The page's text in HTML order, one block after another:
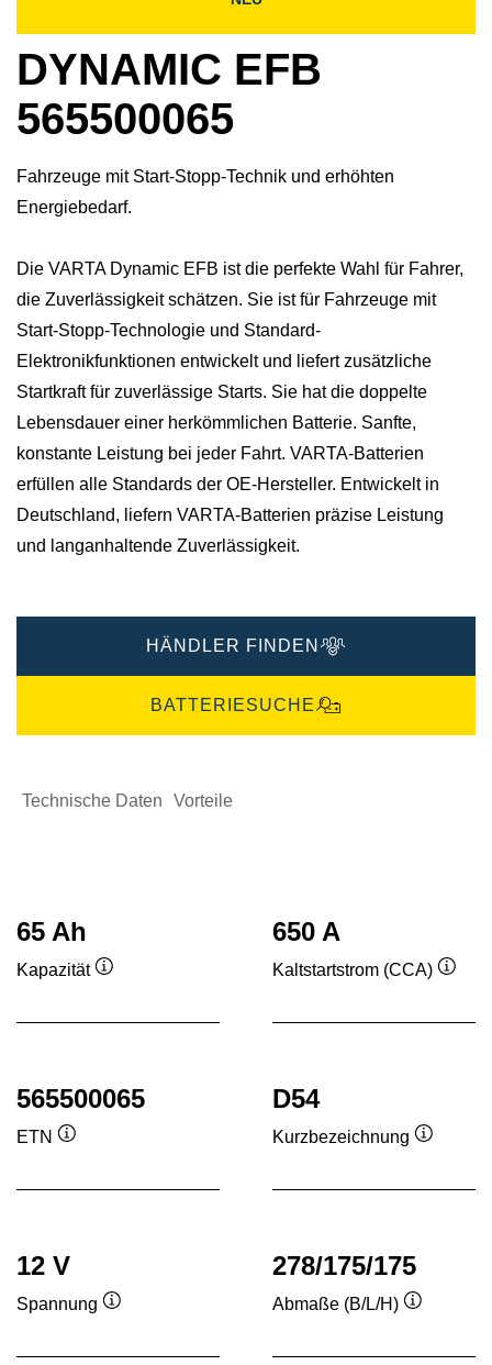
DYNAMIC EFB
565500065
Fahrzeuge mit Start-Stopp-Technik und erhöhten
Energiebedarf.
Die VARTA Dynamic EFB ist die perfekte Wahl für Fahrer,
die Zuverlässigkeit schätzen. Sie ist für Fahrzeuge mit
Start-Stopp-Technologie und Standard-
Elektronikfunktionen entwickelt und liefert zusätzliche
Startkraft für zuverlässige Starts. Sie hat die doppelte
Lebensdauer einer herkömmlichen Batterie. Sanfte,
konstante Leistung bei jeder Fahrt. VARTA-Batterien
erfüllen alle Standards der OE-Hersteller. Entwickelt in
Deutschland, liefern VARTA-Batterien präzise Leistung
und langanhaltende Zuverlässigkeit.
HÄNDLER FINDEN
BATTERIESUCHE
Technische Daten Vorteile
65 Ah
Kapazität
650 A
Kaltstartstrom (CCA)
565500065
ETN
D54
Kurzbezeichnung
12 V
Spannung
278/175/175
Abmaße (B/L/H)